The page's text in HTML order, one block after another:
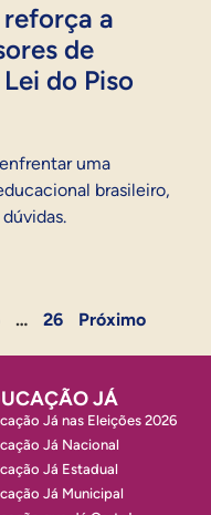
a
de
do Piso
uma
brasileiro,
… 26 Próximo
JÁ
Já nas Eleições 2026
Já Nacional
Já Estadual
Já Municipal